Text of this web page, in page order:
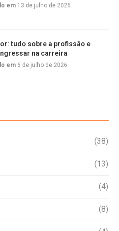
em 13 de julho de 2026
tudo sobre a profissão e
na carreira
em 6 de julho de 2026
(38)
(13)
(4)
(8)